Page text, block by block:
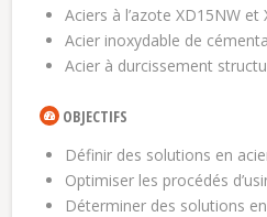
Aciers à l’azote XD15NW et
Acier inoxydable de
Acier à durcissement
OBJECTIFS
Définir des solutions en
Optimiser les procédés
Déterminer des solutions